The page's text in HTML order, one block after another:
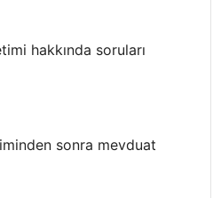
hakkında soruları
sonra mevduat